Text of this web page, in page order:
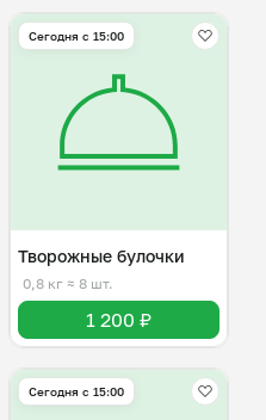
Сегодня с 15:00
Творожные булочки
0,8 кг ≈ 8 шт.
1 200 ₽
Сегодня с 15:00